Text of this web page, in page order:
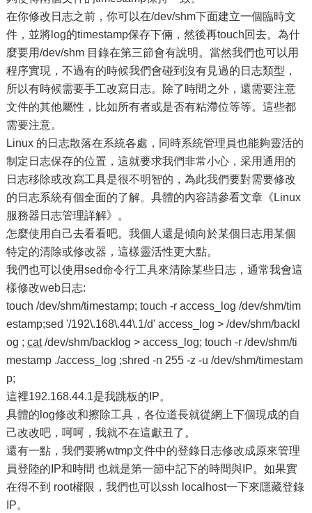
在你修改日志之前，你可以在/dev/shm下面建立一個臨時文
件，並將log的timestamp保存下倆，然後再touch回去。為什
麼要用/dev/shm 目錄在第三節會有說明。當然我們也可以用
程序實現，不過有的時候我們會碰到沒有見過的日志類型，
所以有時候需要手工改寫日志。除了時間之外，還需要注意
文件的其他屬性，比如所有者或是否有粘滯位等等。這些都
需要注意。
Linux 的日志散落在系統各處，同時系統管理員也能夠靈活的
制定日志保存的位置，這就要求我們非常小心，采用通用的
日志移除或改寫工具是很不明智的，為此我們要對需要修改
的日志系統有個全面的了解。具體的內容請參看文章《Linux
服務器日志管理詳解》。
怎麼使用自己去看看吧。我個人還是傾向於某個日志用某個
特定的清除或修改器，這樣靈活性更大點。
我們也可以使用sed命令行工具來清除某些日志，通常我會這
樣修改web日志:
touch /dev/shm/timestamp; touch -r access_log /dev/shm/tim
estamp;sed '/192\.168\.44\.1/d' access_log > /dev/shm/backl
og ; cat/dev/shm/backlog > access_log; touch -r /dev/shm/ti
mestamp ./access_log ;shred -n 255 -z -u /dev/shm/timestam
p;
這裡192.168.44.1是我跳板的IP。
具體的log修改和擦除工具，各位道長就從網上下個現成的自
己改改吧，呵呵，我就不在這獻丑了。
還有一點，我們要將wtmp文件中的登錄日志修改成原來管理
員登陸的IP和時間 也就是第一節中記下的時間與IP。如果實
在得不到 root權限，我們也可以ssh localhost一下來隱藏登錄
IP。